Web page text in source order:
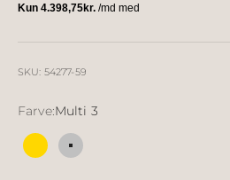
SKU: 54277-59
Farve:Multi 3
Multi 2Multi 3